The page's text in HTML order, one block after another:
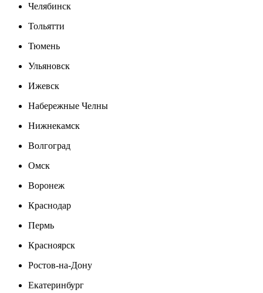
Челябинск
Тольятти
Тюмень
Ульяновск
Ижевск
Набережные Челны
Нижнекамск
Волгоград
Омск
Воронеж
Краснодар
Пермь
Красноярск
Ростов-на-Дону
Екатеринбург